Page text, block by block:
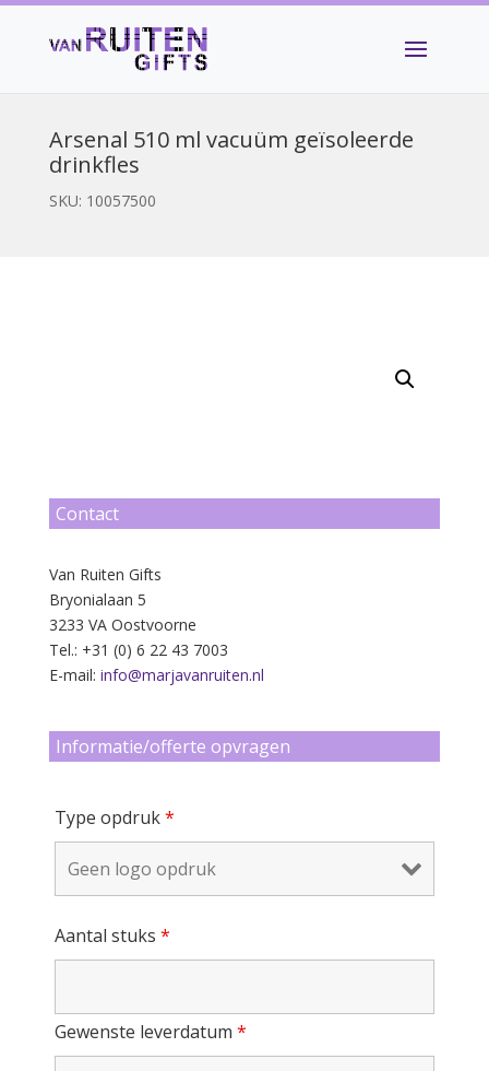
Arsenal 510 ml vacuüm geïsoleerde
drinkfles
SKU: 10057500
Contact
Van Ruiten Gifts
Bryonialaan 5
3233 VA Oostvoorne
Tel.: +31 (0) 6 22 43 7003
E-mail: info@marjavanruiten.nl
Informatie/offerte opvragen
Type opdruk*
Aantal stuks *
Gewenste leverdatum *